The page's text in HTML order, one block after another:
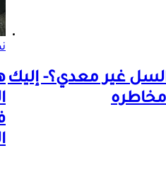
غير معدي؟- إليك